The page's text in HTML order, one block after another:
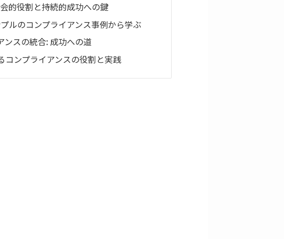
的役割と持続的成功への鍵
ルのコンプライアンス事例から学ぶ
スの統合: 成功への道
コンプライアンスの役割と実践